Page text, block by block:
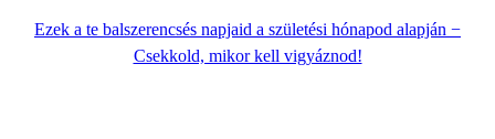
Ezek a te balszerencsés napjaid a születési hónapod alapján −
Csekkold, mikor kell vigyáznod!